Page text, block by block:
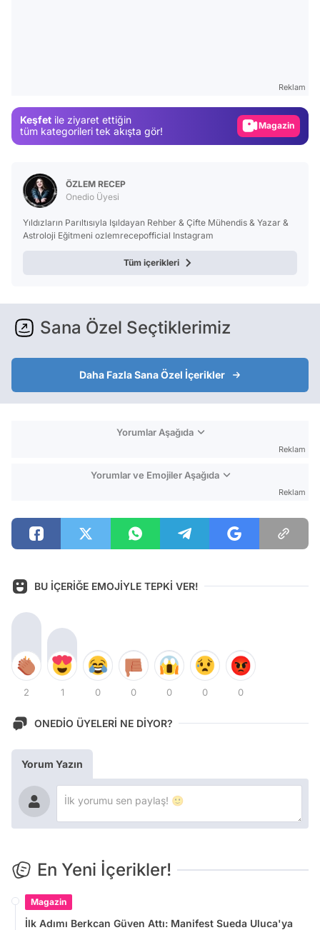
Reklam
Keşfet ile ziyaret ettiğin
tüm kategorileri tek akışta gör!
Magazin
Video
ÖZLEM RECEP
Onedio Üyesi
Yıldızların Parıltısıyla Işıldayan Rehber & Çifte Mühendis & Yazar &
Astroloji Eğitmeni ozlemrecepofficial Instagram
Tüm içerikleri
Sana Özel Seçtiklerimiz
Daha Fazla Sana Özel İçerikler
Yorumlar Aşağıda
Reklam
Yorumlar ve Emojiler Aşağıda
Reklam
BU İÇERİĞE EMOJİYLE TEPKİ VER!
2 1 0 0 0 0 0
ONEDİO ÜYELERİ NE DİYOR?
Yorum Yazın
En Yeni İçerikler!
Magazin
İlk Adımı Berkcan Güven Attı: Manifest Sueda Uluca'ya